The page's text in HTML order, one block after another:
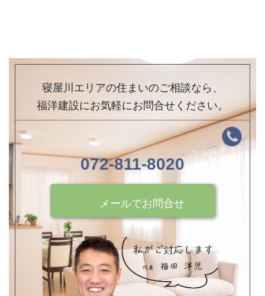
寝屋川エリアの住まいのご相談なら、
福洋建設にお気軽にお問合せください。
072-811-8020
メールでお問合せ